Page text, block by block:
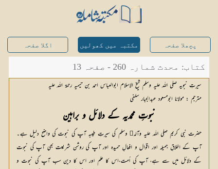
پچھلا صفحہ مکتبہ میں کھولیں اگلا صفحہ
کتاب: محدث شمارہ 260 - صفحہ 13
سیرتِ نبویہ صلی اللہ علیہ وسلم شیخ الاسلام ابوالعباس احمد بن تیمیہ رحمۃ اللہ علیہ
مترجم : مولانا ابومسعود عبدالجبار سلفی
نبوتِ محمدیہ کے دلائل و براہین
حضرت نبی کریم صلی اللہ علیہ وآلہ وسلم کی سیرتِ طیبہ آپ کی نبوت کی واضح دلیل ہے۔
آپ کے اخلاقِ جمیلہ اور اقوال و افعالِ حمیدہ اور آپ کی روشن شریعت بھی آپ کی نبوت
کے دلائل میں سے ہے، آپ کی اُمت،اس کا علم اور اس کا دین سب آپ کی نبوت و